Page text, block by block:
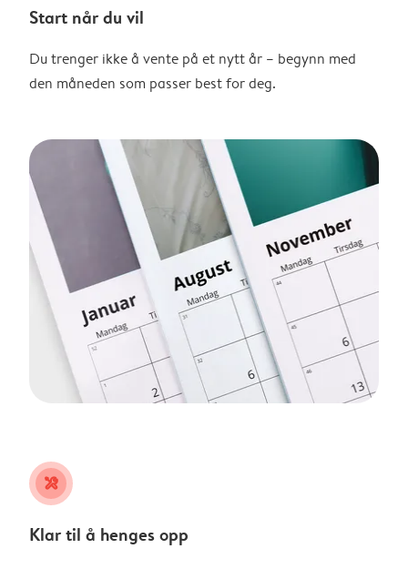
Start når du vil
Du trenger ikke å vente på et nytt år – begynn med
den måneden som passer best for deg.
tools
Klar til å henges opp